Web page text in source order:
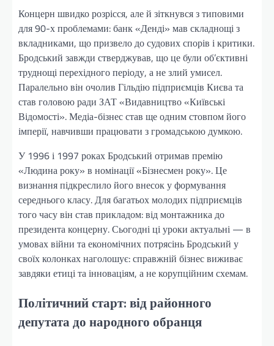
Концерн швидко розрісся, але й зіткнувся з типовими
для 90-х проблемами: банк «Денді» мав складнощі з
вкладниками, що призвело до судових спорів і критики.
Бродський завжди стверджував, що це були об’єктивні
труднощі перехідного періоду, а не злий умисел.
Паралельно він очолив Гільдію підприємців Києва та
став головою ради ЗАТ «Видавництво «Київські
Відомості». Медіа-бізнес став ще одним стовпом його
імперії, навчивши працювати з громадською думкою.
У 1996 і 1997 роках Бродський отримав премію
«Людина року» в номінації «Бізнесмен року». Це
визнання підкреслило його внесок у формування
середнього класу. Для багатьох молодих підприємців
того часу він став прикладом: від монтажника до
президента концерну. Сьогодні ці уроки актуальні — в
умовах війни та економічних потрясінь Бродський у
своїх колонках наголошує: справжній бізнес виживає
завдяки етиці та інноваціям, а не корупційним схемам.
Політичний старт: від районного
депутата до народного обранця